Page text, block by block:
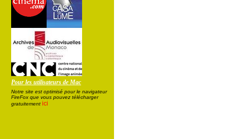
Pour les utilisateurs de Mac
Notre site est optimisé pour le navigateur
FireFox que vous pouvez télécharger
gratuitement ici